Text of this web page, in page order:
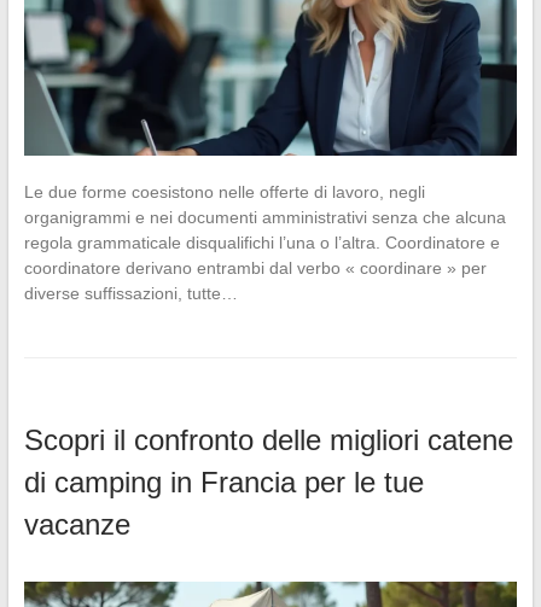
Le due forme coesistono nelle offerte di lavoro, negli
organigrammi e nei documenti amministrativi senza che alcuna
regola grammaticale disqualifichi l’una o l’altra. Coordinatore e
coordinatore derivano entrambi dal verbo « coordinare » per
diverse suffissazioni, tutte…
Scopri il confronto delle migliori catene
di camping in Francia per le tue
vacanze